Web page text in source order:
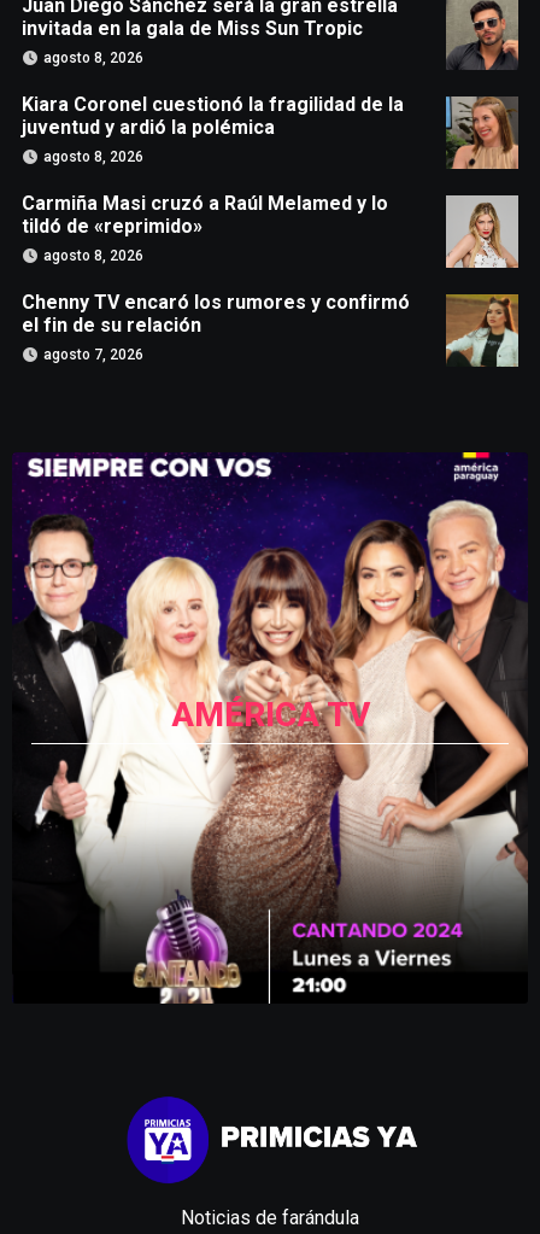
Juan Diego Sánchez será la gran estrella
invitada en la gala de Miss Sun Tropic
agosto 8, 2026
Kiara Coronel cuestionó la fragilidad de la
juventud y ardió la polémica
agosto 8, 2026
Carmiña Masi cruzó a Raúl Melamed y lo
tildó de «reprimido»
agosto 8, 2026
Chenny TV encaró los rumores y confirmó
el fin de su relación
agosto 7, 2026
AMÉRICA TV
Noticias de farándula